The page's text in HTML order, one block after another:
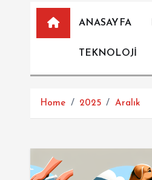
ANASAYFA
TEKNOLOJİ
Home 2025 Aralık